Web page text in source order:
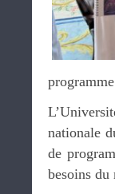
nationale
de
besoins